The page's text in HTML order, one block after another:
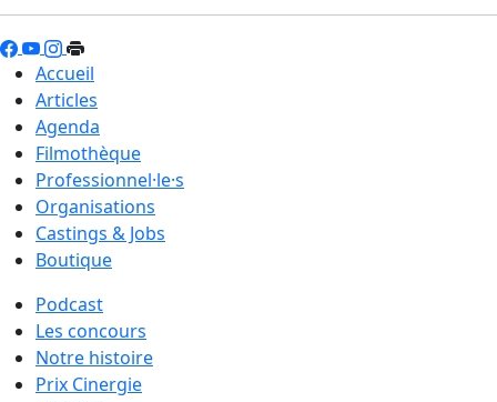
Accueil
Articles
Agenda
Filmothèque
Professionnel·le·s
Organisations
Castings & Jobs
Boutique
Podcast
Les concours
Notre histoire
Prix Cinergie